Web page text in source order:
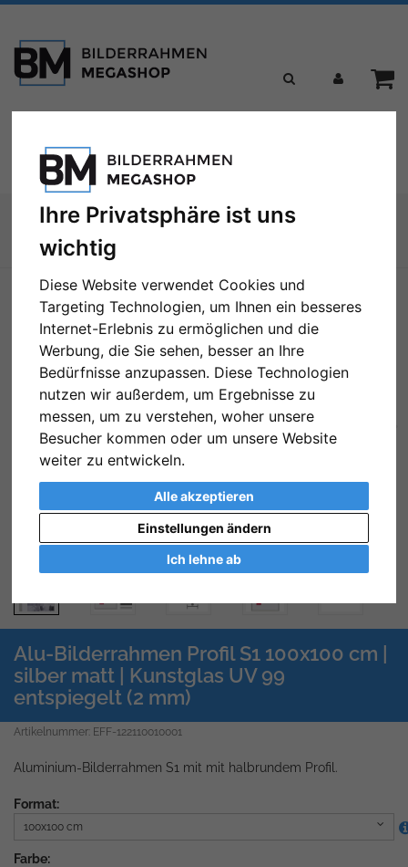
Ihre Privatsphäre ist uns
wichtig
Diese Website verwendet Cookies und
Targeting Technologien, um Ihnen ein besseres
Internet-Erlebnis zu ermöglichen und die
Werbung, die Sie sehen, besser an Ihre
Bedürfnisse anzupassen. Diese Technologien
nutzen wir außerdem, um Ergebnisse zu
messen, um zu verstehen, woher unsere
Besucher kommen oder um unsere Website
weiter zu entwickeln.
Alle akzeptieren
Ich lehne ab
Einstellungen ändern
Toggle
navigation
Menü
Sie sind hier:
Zur Übersicht
Zurück
Alu-Bilderrahmen Profil S1 100x100 cm |
silber matt | Kunstglas UV 99
entspiegelt (2 mm)
Artikelnummer: EFF-122110010001
Aluminium-Bilderrahmen S1 mit mit halbrundem Profil.
Format:
100x100 cm
Farbe: